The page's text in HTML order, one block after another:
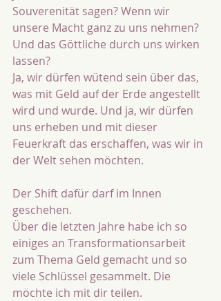
Souverenität sagen? Wenn wir
unsere Macht ganz zu uns nehmen?
Und das Göttliche durch uns wirken
lassen?
Ja, wir dürfen wütend sein über das,
was mit Geld auf der Erde angestellt
wird und wurde. Und ja, wir dürfen
uns erheben und mit dieser
Feuerkraft das erschaffen, was wir in
der Welt sehen möchten.
Der Shift dafür darf im Innen
geschehen.
Über die letzten Jahre habe ich so
einiges an Transformationsarbeit
zum Thema Geld gemacht und so
viele Schlüssel gesammelt. Die
möchte ich mit dir teilen.